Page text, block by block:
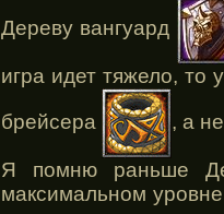
Дереву вангуард
игра идет тяжело, то
брейсера , а
Я помню раньше
максимальном